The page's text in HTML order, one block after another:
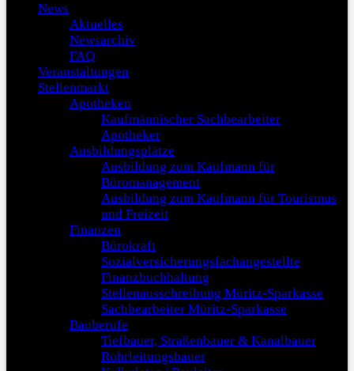
News
Aktuelles
Newsarchiv
FAQ
Veranstaltungen
Stellenmarkt
Apotheken
Kaufmännischer Sachbearbeiter
Apotheker
Ausbildungsplätze
Ausbildung zum Kaufmann für
Büromanagement
Ausbildung zum Kaufmann für Tourismus
und Freizeit
Finanzen
Bürokraft
Sozialversicherungsfachangestellte
Finanzbuchhaltung
Stellenausschreibung Müritz-Sparkasse
Sachbearbeiter Müritz-Sparkasse
Bauberufe
Tiefbauer, Straßenbauer & Kanalbauer
Rohrleitungsbauer